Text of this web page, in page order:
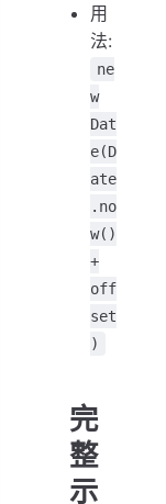
用
法:
ne
w
Dat
e(D
ate
.no
w()
+
off
set
)
完
整
示